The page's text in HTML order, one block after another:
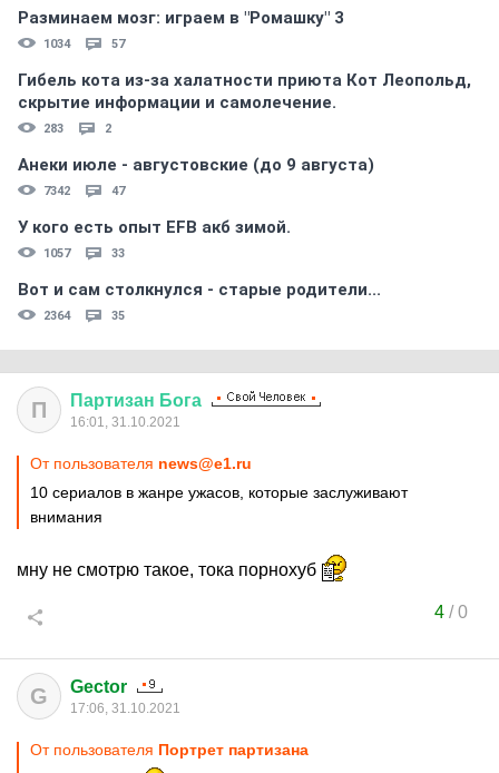
Разминаем мозг: играем в "Ромашку" 3
1034 57
Гибель кота из-за халатности приюта Кот Леопольд,
скрытиe информации и самолечение.
283 2
Анеки июле - августовские (до 9 августа)
7342 47
У кого есть опыт EFB акб зимой.
1057 33
Вот и сам столкнулся - старые родители...
2364 35
П Партизан Бога
16:01, 31.10.2021
От пользователя news@e1.ru
10 сериалов в жанре ужасов, которые заслуживают
внимания
мну не смотрю такое, тока порнохуб
4/0
G Gector
17:06, 31.10.2021
От пользователя Портрет партизана